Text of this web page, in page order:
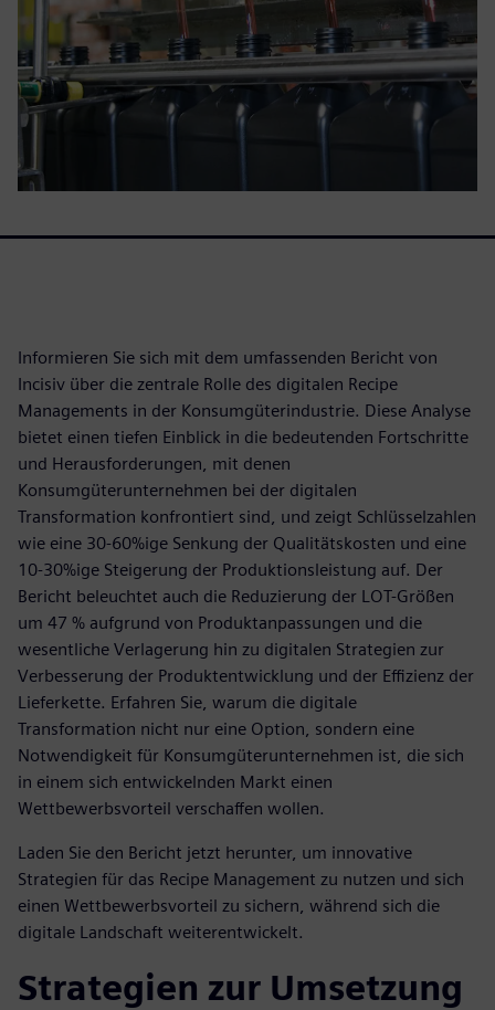
Informieren Sie sich mit dem umfassenden Bericht von
Incisiv über die zentrale Rolle des digitalen Recipe
Managements in der Konsumgüterindustrie. Diese Analyse
bietet einen tiefen Einblick in die bedeutenden Fortschritte
und Herausforderungen, mit denen
Konsumgüterunternehmen bei der digitalen
Transformation konfrontiert sind, und zeigt Schlüsselzahlen
wie eine 30-60%ige Senkung der Qualitätskosten und eine
10-30%ige Steigerung der Produktionsleistung auf. Der
Bericht beleuchtet auch die Reduzierung der LOT-Größen
um 47 % aufgrund von Produktanpassungen und die
wesentliche Verlagerung hin zu digitalen Strategien zur
Verbesserung der Produktentwicklung und der Effizienz der
Lieferkette. Erfahren Sie, warum die digitale
Transformation nicht nur eine Option, sondern eine
Notwendigkeit für Konsumgüterunternehmen ist, die sich
in einem sich entwickelnden Markt einen
Wettbewerbsvorteil verschaffen wollen.
Laden Sie den Bericht jetzt herunter, um innovative
Strategien für das Recipe Management zu nutzen und sich
einen Wettbewerbsvorteil zu sichern, während sich die
digitale Landschaft weiterentwickelt.
Strategien zur Umsetzung